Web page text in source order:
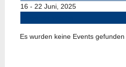
16 - 22 Juni, 2025
Es wurden keine Events gefunden